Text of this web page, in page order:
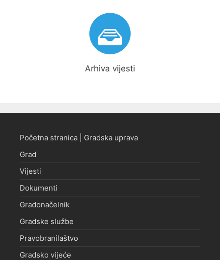
Arhiva vijesti
Početna stranica | Gradska uprava
Grad
Vijesti
Dokumenti
Gradonačelnik
Gradske službe
Pravobranilaštvo
Gradsko vijeće